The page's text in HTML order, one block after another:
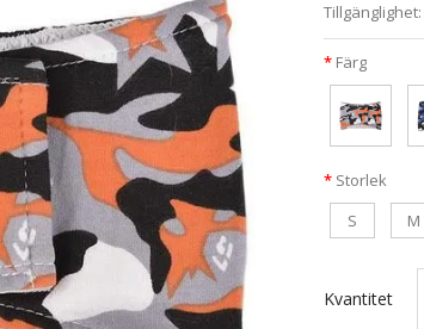
Tillgänglighet:
Färg
Storlek
S
M
Kvantitet